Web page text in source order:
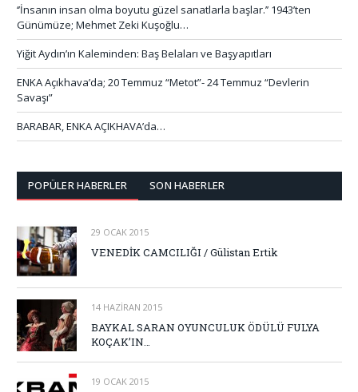
‘’İnsanın insan olma boyutu güzel sanatlarla başlar.’’ 1943’ten
Günümüze; Mehmet Zeki Kuşoğlu…
Yiğit Aydın’ın Kaleminden: Baş Belaları ve Başyapıtları
ENKA Açıkhava’da; 20 Temmuz “Metot”- 24 Temmuz “Devlerin
Savaşı”
BARABAR, ENKA AÇIKHAVA’da…
POPÜLER HABERLER SON HABERLER
29 OCAK 2015
VENEDİK CAMCILIĞI / Gülistan Ertik
14 HAZIRAN 2015
BAYKAL SARAN OYUNCULUK ÖDÜLÜ FULYA
KOÇAK’IN…
19 OCAK 2015